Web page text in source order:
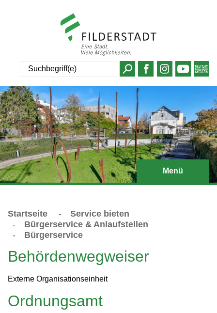
Menü
Startseite -
Service bieten
-
Bürgerservice & Anlaufstellen
-
Bürgerservice
Behördenwegweiser
Externe Organisationseinheit
Ordnungsamt